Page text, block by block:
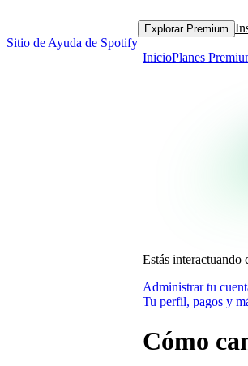
Sitio de Ayuda de Spotify
Explorar Premium
InicioPlanes
Estás interactuando
Administrar tu
Tu perfil, pagos y
Cómo